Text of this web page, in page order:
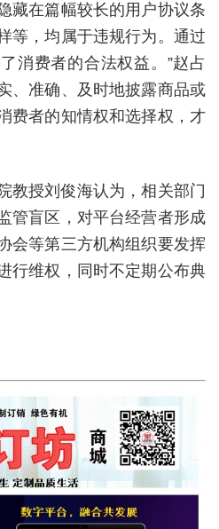
藏在篇幅较长的用户协议条
等，均属于违规行为。通过
消费者的合法权益。”赵占
、准确、及时地披露商品或
费者的知情权和选择权，才
教授刘俊海认为，相关部门
管盲区，对平台经营者形成
会等第三方机构组织要发挥
行维权，同时不定期公布典